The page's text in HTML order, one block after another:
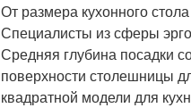
От размера кухонного
Специалисты из сферы
Средняя глубина посадки
поверхности столешницы
квадратной модели для